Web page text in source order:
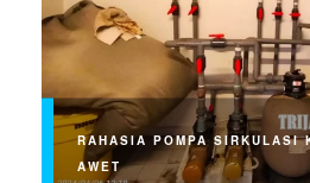
RAHASIA POMPA SIRKULASI
AWET